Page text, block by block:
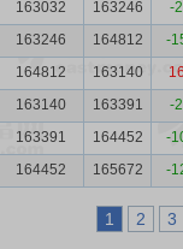
163032 163246
-
163246 164812
-
164812 163140
163140 163391
-
163391 164452
-
164452 165672 -
1 2 3